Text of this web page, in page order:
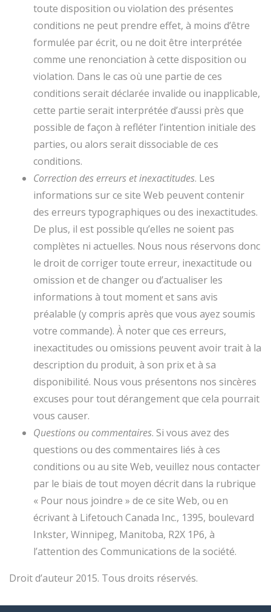
toute disposition ou violation des présentes
conditions ne peut prendre effet, à moins d’être
formulée par écrit, ou ne doit être interprétée
comme une renonciation à cette disposition ou
violation. Dans le cas où une partie de ces
conditions serait déclarée invalide ou inapplicable,
cette partie serait interprétée d’aussi près que
possible de façon à refléter l’intention initiale des
parties, ou alors serait dissociable de ces
conditions.
Correction des erreurs et inexactitudes. Les
informations sur ce site Web peuvent contenir
des erreurs typographiques ou des inexactitudes.
De plus, il est possible qu’elles ne soient pas
complètes ni actuelles. Nous nous réservons donc
le droit de corriger toute erreur, inexactitude ou
omission et de changer ou d’actualiser les
informations à tout moment et sans avis
préalable (y compris après que vous ayez soumis
votre commande). À noter que ces erreurs,
inexactitudes ou omissions peuvent avoir trait à la
description du produit, à son prix et à sa
disponibilité. Nous vous présentons nos sincères
excuses pour tout dérangement que cela pourrait
vous causer.
Questions ou commentaires. Si vous avez des
questions ou des commentaires liés à ces
conditions ou au site Web, veuillez nous contacter
par le biais de tout moyen décrit dans la rubrique
« Pour nous joindre » de ce site Web, ou en
écrivant à Lifetouch Canada Inc., 1395, boulevard
Inkster, Winnipeg, Manitoba, R2X 1P6, à
l’attention des Communications de la société.
Droit d’auteur 2015. Tous droits réservés.